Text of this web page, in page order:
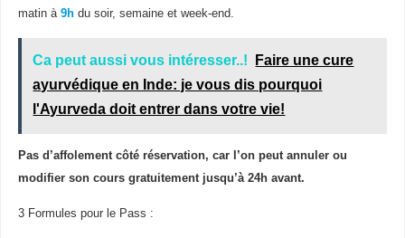
matin à9h du soir, semaine et week-end.
Ca peut aussi vous intéresser..!
Faire une cure
ayurvédique en Inde: je vous dis pourquoi
l'Ayurveda doit entrer dans votre vie!
Pas d’affolement côté réservation, car l’on peut annuler ou
modifier son cours gratuitement jusqu’à 24h avant.
3 Formules pour le Pass :